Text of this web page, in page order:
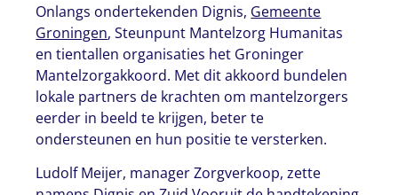
Onlangs ondertekenden Dignis, Gemeente
Groningen, Steunpunt Mantelzorg Humanitas
en tientallen organisaties het Groninger
Mantelzorgakkoord. Met dit akkoord bundelen
lokale partners de krachten om mantelzorgers
eerder in beeld te krijgen, beter te
ondersteunen en hun positie te versterken.
Ludolf Meijer, manager Zorgverkoop, zette